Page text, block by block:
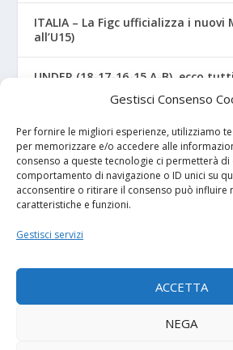
Gestisci Consenso
Per fornire le migliori esperienze, utilizziamo
per memorizzare e/o accedere alle
consenso a queste tecnologie ci permetterà
comportamento di navigazione o ID unici su
acconsentire o ritirare il consenso può influire
caratteristiche e funzioni.
Gestisci servizi
ACCETTA
NEGA
ITALIA – La Figc ufficializza i nuovi
all’U15)
UNDER (18-17-16-15 A-B), ecco
NAPOLI – Tre ex Benevento U17
per gli azzurri
I NOSTRI SPONSOR